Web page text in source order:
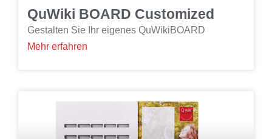
QuWiki BOARD Customized
Gestalten Sie Ihr eigenes QuWikiBOARD
Mehr erfahren